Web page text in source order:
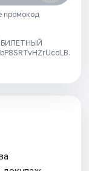
промокод
БИЛЕТНЫЙ